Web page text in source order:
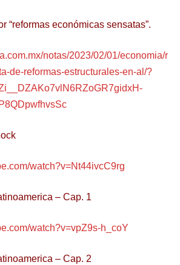
“reformas económicas sensatas”.
notas/2023/02/01/economia/r
de-reformas-estructurales-en-al/?
watch?v=Nt44ivcC9rg
– Cap. 1
watch?v=vpZ9s-h_coY
– Cap. 2